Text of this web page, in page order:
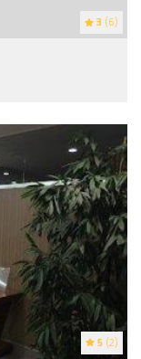
3 (6)
5 (2)